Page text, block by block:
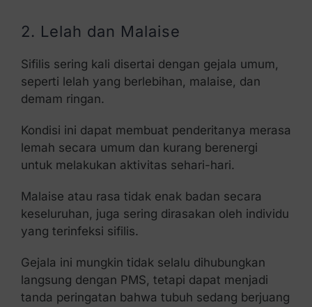
2. Lelah dan Malaise
Sifilis sering kali disertai dengan gejala umum,
seperti lelah yang berlebihan, malaise, dan
demam ringan.
Kondisi ini dapat membuat penderitanya merasa
lemah secara umum dan kurang berenergi
untuk melakukan aktivitas sehari-hari.
Malaise atau rasa tidak enak badan secara
keseluruhan, juga sering dirasakan oleh individu
yang terinfeksi sifilis.
Gejala ini mungkin tidak selalu dihubungkan
langsung dengan PMS, tetapi dapat menjadi
tanda peringatan bahwa tubuh sedang berjuang